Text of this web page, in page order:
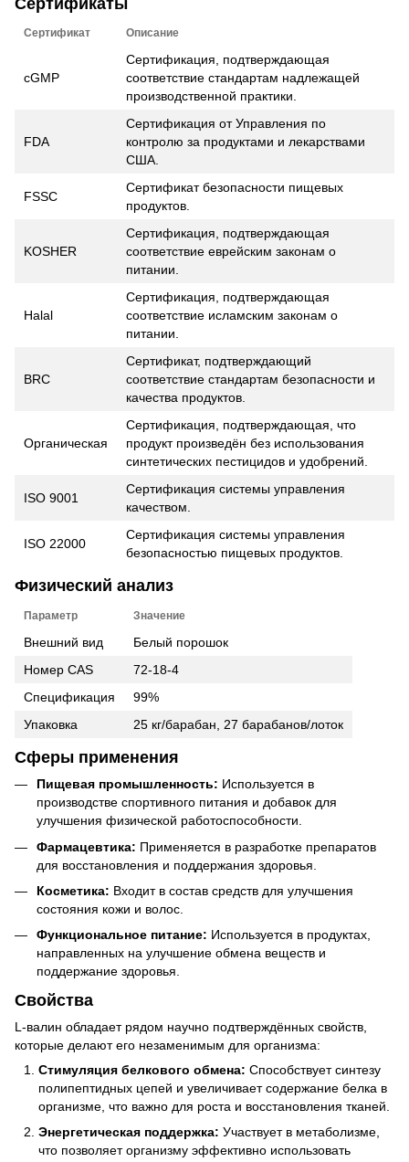
Сертификат Описание
cGMP
Сертификация, подтверждающая
соответствие стандартам надлежащей
производственной практики.
FDA
Сертификация от Управления по
контролю за продуктами и лекарствами
США.
FSSC
Сертификат безопасности пищевых
продуктов.
KOSHER
Сертификация, подтверждающая
соответствие еврейским законам о
питании.
Halal
Сертификация, подтверждающая
соответствие исламским законам о
питании.
BRC
Сертификат, подтверждающий
соответствие стандартам безопасности и
качества продуктов.
Органическая
Сертификация, подтверждающая, что
продукт произведён без использования
синтетических пестицидов и удобрений.
ISO 9001
Сертификация системы управления
качеством.
ISO 22000
Сертификация системы управления
безопасностью пищевых продуктов.
Физический анализ
Параметр Значение
Внешний вид
Белый порошок
Номер CAS
72-18-4
Спецификация
99%
Упаковка
25 кг/барабан, 27 барабанов/лоток
Сферы применения
Пищевая промышленность: Используется в
производстве спортивного питания и добавок для
улучшения физической работоспособности.
Фармацевтика: Применяется в разработке препаратов
для восстановления и поддержания здоровья.
Косметика: Входит в состав средств для улучшения
состояния кожи и волос.
Функциональное питание: Используется в продуктах,
направленных на улучшение обмена веществ и
поддержание здоровья.
Свойства
L-валин обладает рядом научно подтверждённых свойств,
которые делают его незаменимым для организма:
Стимуляция белкового обмена: Способствует синтезу
полипептидных цепей и увеличивает содержание белка в
организме, что важно для роста и восстановления тканей.
Энергетическая поддержка: Участвует в метаболизме,
что позволяет организму эффективно использовать